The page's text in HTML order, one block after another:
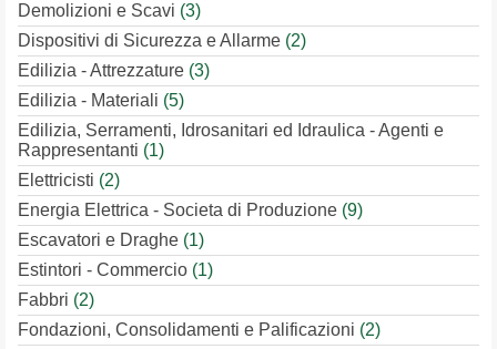
Demolizioni e Scavi (3)
Dispositivi di Sicurezza e Allarme (2)
Edilizia - Attrezzature (3)
Edilizia - Materiali (5)
Edilizia, Serramenti, Idrosanitari ed Idraulica - Agenti e
Rappresentanti (1)
Elettricisti (2)
Energia Elettrica - Societa di Produzione (9)
Escavatori e Draghe (1)
Estintori - Commercio (1)
Fabbri (2)
Fondazioni, Consolidamenti e Palificazioni (2)